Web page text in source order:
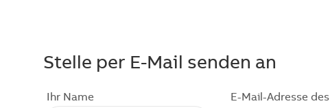
Stelle per E-Mail senden an
Ihr Name
E-Mail-Adresse des